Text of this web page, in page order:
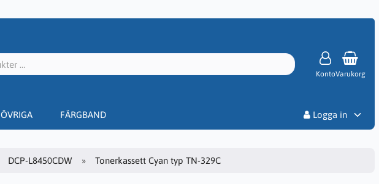
KontoVarukorg
ÖVRIGA FÄRGBAND
Logga in
DCP-L8450CDW Tonerkassett Cyan typ TN-329C